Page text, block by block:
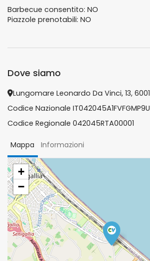
Barbecue consentito: NO
Piazzole prenotabili: NO
Dove siamo
Lungomare Leonardo Da Vinci, 13,
Codice Nazionale IT042045A1FVFGMP9U
Codice Regionale 042045RTA00001
Mappa Informazioni
+
−